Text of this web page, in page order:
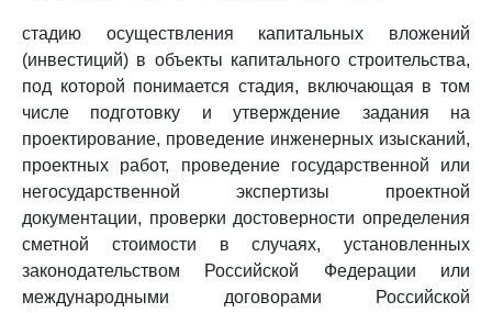
стадию осуществления капитальных вложений
(инвестиций) в объекты капитального строительства,
под которой понимается стадия, включающая в том
числе подготовку и утверждение задания на
проектирование, проведение инженерных изысканий,
проектных работ, проведение государственной или
негосударственной экспертизы проектной
документации, проверки достоверности определения
сметной стоимости в случаях, установленных
законодательством Российской Федерации или
международными договорами Российской